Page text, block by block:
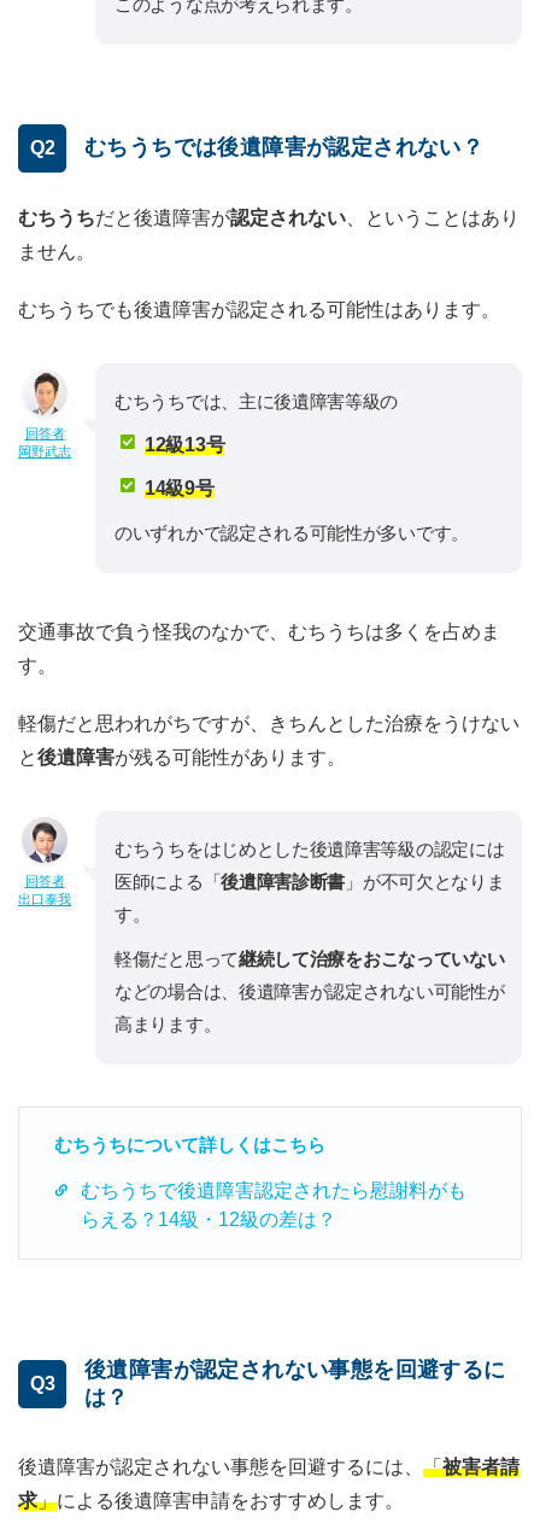
Q2 むちうちでは後遺障害が認定されない？
むちうちだと後遺障害が認定されない 、ということはあり
ません。
むちうちでも後遺障害が認定される可能性はあります。
回答者
岡野武志
むちうちでは、主に後遺障害等級の
12級13号
14級9号
のいずれかで認定される可能性が多いです。
交通事故で負う怪我のなかで、むちうちは多くを占めま
す。
軽傷だと思われがちですが、きちんとした治療をうけない
と後遺障害が残る可能性があります。
回答者
出口泰我
むちうちをはじめとした後遺障害等級の認定には
医師による「後遺障害診断書 」が不可欠となりま
す。
軽傷だと思って継続して治療をおこなっていない
などの場合は、後遺障害が認定されない可能性が
高まります。
むちうちについて詳しくはこちら
むちうちで後遺障害認定されたら慰謝料がも
らえる？14級・12級の差は？
Q3
後遺障害が認定されない事態を回避するに
は？
後遺障害が認定されない事態を回避するには、 「被害者請
求」による後遺障害申請をおすすめします。